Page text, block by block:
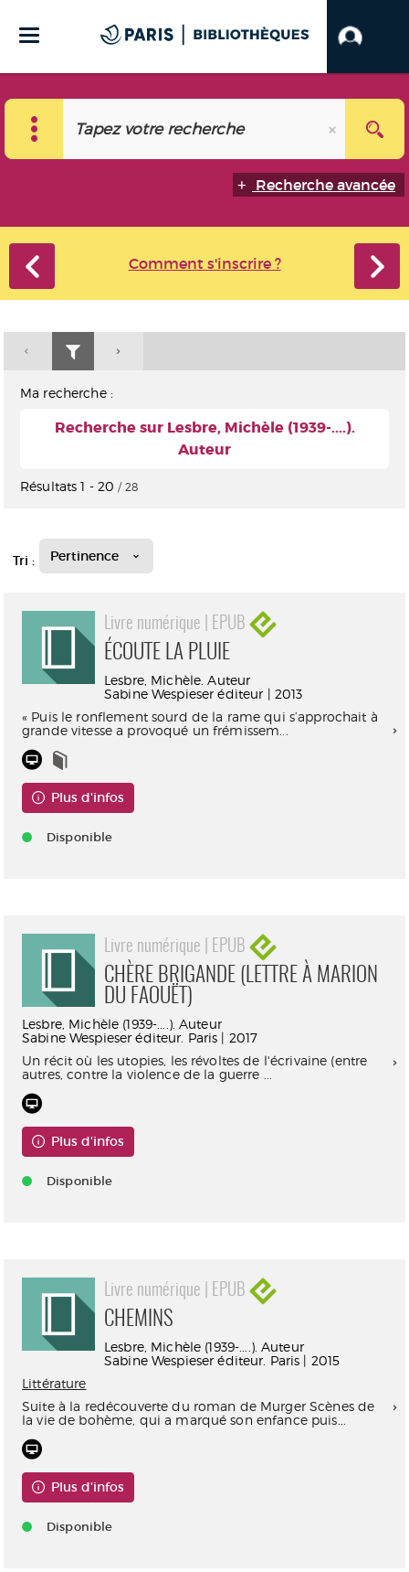
Recherche avancée
Comment s'inscrire ?
Ma recherche :
Recherche sur Lesbre, Michèle (1939-....).
Auteur
Résultats1 - 20 / 28
Tri : Pertinence
Livre numérique | EPUB
ÉCOUTE LA PLUIE
Lesbre, Michèle. Auteur
Sabine Wespieser éditeur | 2013
« Puis le ronflement sourd de la rame qui s’approchait à
grande vitesse a provoqué un frémissem...
Plus d'infos
Disponible
Livre numérique | EPUB
CHÈRE BRIGANDE (LETTRE À MARION
DU FAOUËT)
Lesbre, Michèle (1939-....). Auteur
Sabine Wespieser éditeur. Paris | 2017
Un récit où les utopies, les révoltes de l'écrivaine (entre
autres, contre la violence de la guerre ...
Plus d'infos
Disponible
Livre numérique | EPUB
CHEMINS
Lesbre, Michèle (1939-....). Auteur
Sabine Wespieser éditeur. Paris | 2015
Littérature
Suite à la redécouverte du roman de Murger Scènes de
la vie de bohème, qui a marqué son enfance puis...
Plus d'infos
Disponible